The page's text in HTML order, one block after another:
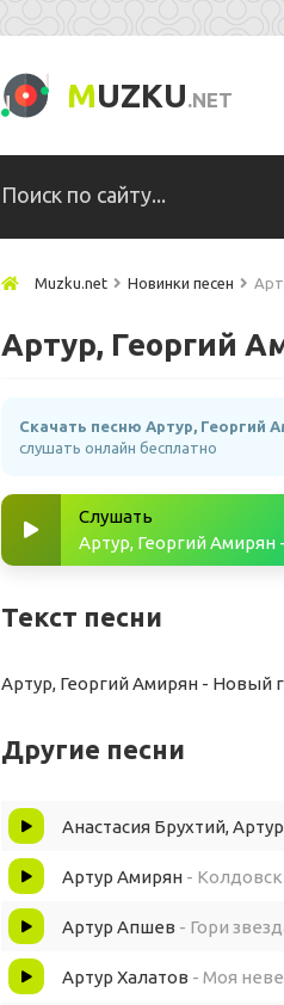
MUZKU.NET
Muzku.net Новинки песен
Артур, Георгий
Скачать песню Артур, Георгий
слушать онлайн бесплатно
Слушать
Текст песни
Артур, Георгий Амирян - Новый
Другие песни
Анастасия Брухтий,
Артур Амирян -
Артур Апшев - Гори
Артур Халатов - Моя